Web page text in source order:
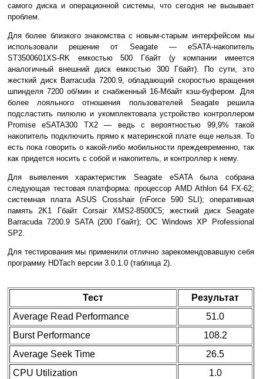
самого диска и операционной системы, что сегодня не вызывает
проблем.
Для более близкого знакомства с новым-старым интерфейсом мы
использовали решение от Seagate — eSATA-накопитель
ST3500601XS-RK емкостью 500 Гбайт (у компании имеется
аналогичный внешний диск емкостью 300 Гбайт). По сути, это
жесткий диск Barracuda 7200.9, обладающий скоростью вращения
шпинделя 7200 об/мин и снабженный 16-Мбайт кэш-буфером. Для
более лояльного отношения пользователей Seagate решила
подсластить пилюлю и укомплектовала устройство контроллером
Promise eSATA300 TX2 — ведь с вероятностью 99,9% такой
накопитель подключить прямо к материнской плате еще нельзя. То
есть пока говорить о какой-либо мобильности преждевременно, так
как придется носить с собой и накопитель, и контроллер к нему.
Для выявления характеристик Seagate eSATA была собрана
следующая тестовая платформа: процессор AMD Athlon 64 FX-62;
системная плата ASUS Crosshair (nForce 590 SLI); оперативная
память 2K1 Гбайт Corsair XMS2-8500C5; жесткий диск Seagate
Barracuda 7200.9 SATA (200 Гбайт); ОС Windows XP Professional
SP2.
Для тестирования мы применили отлично зарекомендовавшую себя
программу HDTach версии 3.0.1.0 (таблица 2).
Тест
Результат
Average Read Performance
51.0
Burst Performance
108.2
Average Seek Time
26.5
CPU Utilization
1.0